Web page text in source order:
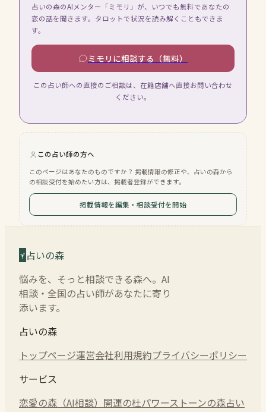
占いの森のAIメンター「ミモリ」が、いつでも無料であなたの
恋の話を聞きます。タロットで状況を読み解くこともできま
す。
ミモリに相談する（無料）
この占い師への直接のご相談は、在籍店舗へ直接お問い合わせ
ください。
この占い師の方へ
このページはあなたのものですか？ 掲載情報の修正や、占いの森から
の相談受付を始めたい方は、掲載者登録ができます。
掲載情報を編集・相談受付を開始
占いの森
悩みを、そっと相談できる森へ。AI
相談・全国の占い師があなたに寄り
添います。
占いの森
トップページ運営会社利用規約プライバシーポリシー
サービス
恋愛の森（AI相談） 開運の杜パワーストーンの森占い